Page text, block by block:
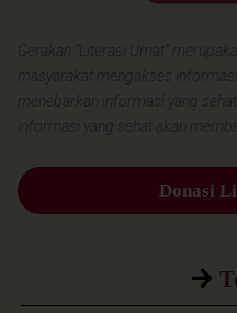
Gerakan “Literasi Umat”
masyarakat mengakses
menebarkan informasi yang
informasi yang sehat akan
Donasi